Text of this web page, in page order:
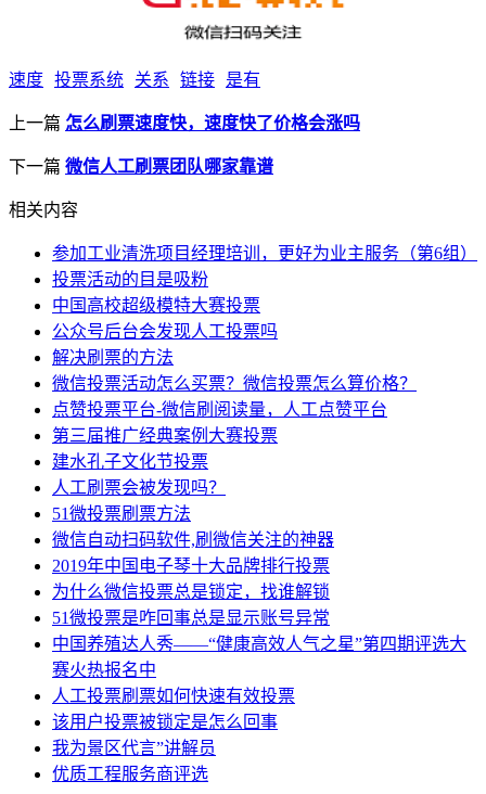
速度 投票系统 关系 链接 是有
上一篇 怎么刷票速度快，速度快了价格会涨吗
下一篇 微信人工刷票团队哪家靠谱
相关内容
参加工业清洗项目经理培训，更好为业主服务（第6组）
投票活动的目是吸粉
中国高校超级模特大赛投票
公众号后台会发现人工投票吗
解决刷票的方法
微信投票活动怎么买票？微信投票怎么算价格？
点赞投票平台-微信刷阅读量，人工点赞平台
第三届推广经典案例大赛投票
建水孔子文化节投票
人工刷票会被发现吗？
51微投票刷票方法
微信自动扫码软件,刷微信关注的神器
2019年中国电子琴十大品牌排行投票
为什么微信投票总是锁定，找谁解锁
51微投票是咋回事总是显示账号异常
中国养殖达人秀——“健康高效人气之星”第四期评选大
赛火热报名中
人工投票刷票如何快速有效投票
该用户投票被锁定是怎么回事
我为景区代言”讲解员
优质工程服务商评选